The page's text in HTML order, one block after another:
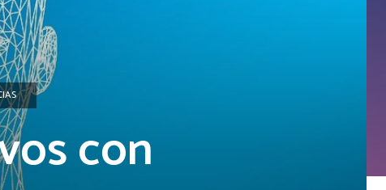
con